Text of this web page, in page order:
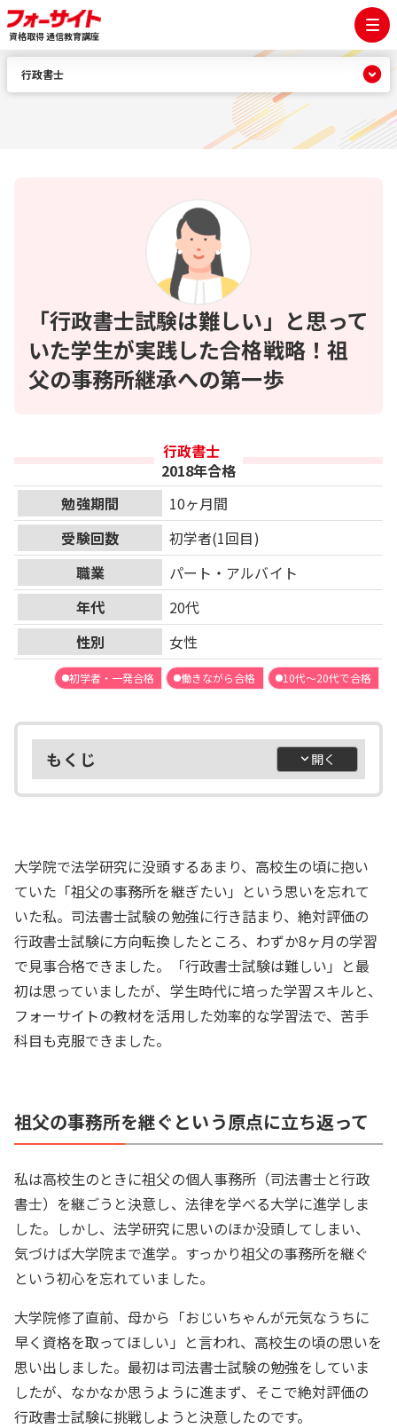
資格取得 通信教育講座
「行政書士試験は難しい」と思って
いた学生が実践した合格戦略！祖
父の事務所継承への第一歩
行政書士
2018年合格
勉強期間
10ヶ月間
受験回数
初学者(1回目)
職業
パート・アルバイト
年代
20代
性別
女性
初学者・一発合格 働きながら合格 10代～20代で合格
もくじ
大学院で法学研究に没頭するあまり、高校生の頃に抱い
ていた「祖父の事務所を継ぎたい」という思いを忘れて
いた私。司法書士試験の勉強に行き詰まり、絶対評価の
行政書士試験に方向転換したところ、わずか8ヶ月の学習
で見事合格できました。「行政書士試験は難しい」と最
初は思っていましたが、学生時代に培った学習スキルと、
フォーサイトの教材を活用した効率的な学習法で、苦手
科目も克服できました。
祖父の事務所を継ぐという原点に立ち返って
私は高校生のときに祖父の個人事務所（司法書士と行政
書士）を継ごうと決意し、法律を学べる大学に進学しま
した。しかし、法学研究に思いのほか没頭してしまい、
気づけば大学院まで進学。すっかり祖父の事務所を継ぐ
という初心を忘れていました。
大学院修了直前、母から「おじいちゃんが元気なうちに
早く資格を取ってほしい」と言われ、高校生の頃の思いを
思い出しました。最初は司法書士試験の勉強をしていま
したが、なかなか思うように進まず、そこで絶対評価の
行政書士試験に挑戦しようと決意したのです。
行政書士